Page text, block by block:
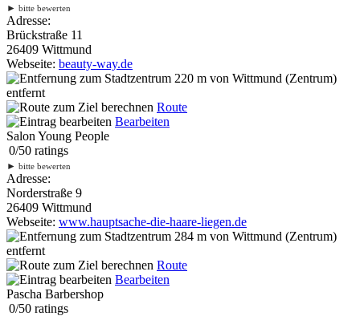
► bitte bewerten
Adresse:
Brückstraße 11
26409 Wittmund
Webseite: beauty-way.de
220 m von Wittmund (Zentrum)
entfernt
Route
Bearbeiten
Salon Young People
0/50 ratings
► bitte bewerten
Adresse:
Norderstraße 9
26409 Wittmund
Webseite: www.hauptsache-die-haare-liegen.de
284 m von Wittmund (Zentrum)
entfernt
Route
Bearbeiten
Pascha Barbershop
0/50 ratings